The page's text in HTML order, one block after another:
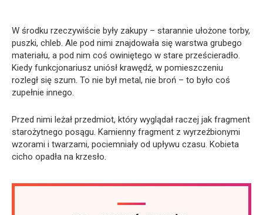
W środku rzeczywiście były zakupy – starannie ułożone torby,
puszki, chleb. Ale pod nimi znajdowała się warstwa grubego
materiału, a pod nim coś owiniętego w stare prześcieradło.
Kiedy funkcjonariusz uniósł krawędź, w pomieszczeniu
rozległ się szum. To nie był metal, nie broń – to było coś
zupełnie innego.
Przed nimi leżał przedmiot, który wyglądał raczej jak fragment
starożytnego posągu. Kamienny fragment z wyrzeźbionymi
wzorami i twarzami, pociemniały od upływu czasu. Kobieta
cicho opadła na krzesło.